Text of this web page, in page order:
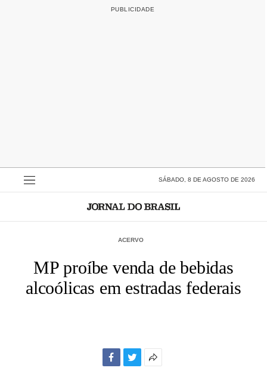
SÁBADO, 8 DE AGOSTO DE 2026
ACERVO
MP proíbe venda de bebidas
alcoólicas em estradas federais